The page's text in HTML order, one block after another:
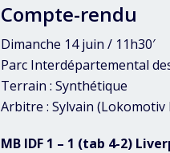
Compte-rendu
Dimanche 14 juin / 11h30′
Parc Interdépartemental
Terrain : Synthétique
Arbitre : Sylvain (Lokomotiv
MB IDF 1 – 1 (tab 4-2)